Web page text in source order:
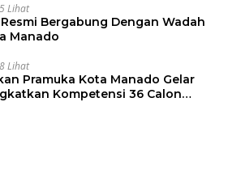
Lihat
Bergabung Dengan Wadah
Manado
Lihat
Pramuka Kota Manado Gelar
Kompetensi 36 Calon